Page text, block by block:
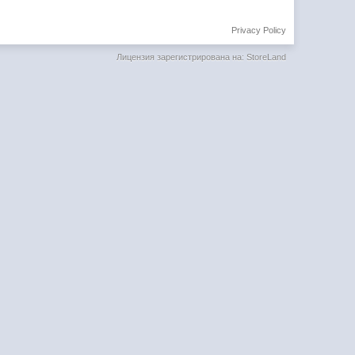
Privacy Policy
Лицензия зарегистрирована на: StoreLand